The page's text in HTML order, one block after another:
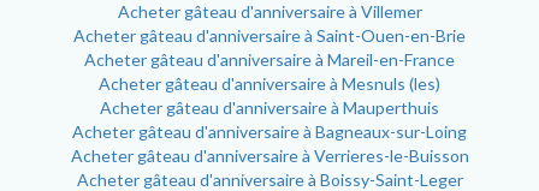
Acheter gâteau d'anniversaire à Villemer
Acheter gâteau d'anniversaire à Saint-Ouen-en-Brie
Acheter gâteau d'anniversaire à Mareil-en-France
Acheter gâteau d'anniversaire à Mesnuls (les)
Acheter gâteau d'anniversaire à Mauperthuis
Acheter gâteau d'anniversaire à Bagneaux-sur-Loing
Acheter gâteau d'anniversaire à Verrieres-le-Buisson
Acheter gâteau d'anniversaire à Boissy-Saint-Leger